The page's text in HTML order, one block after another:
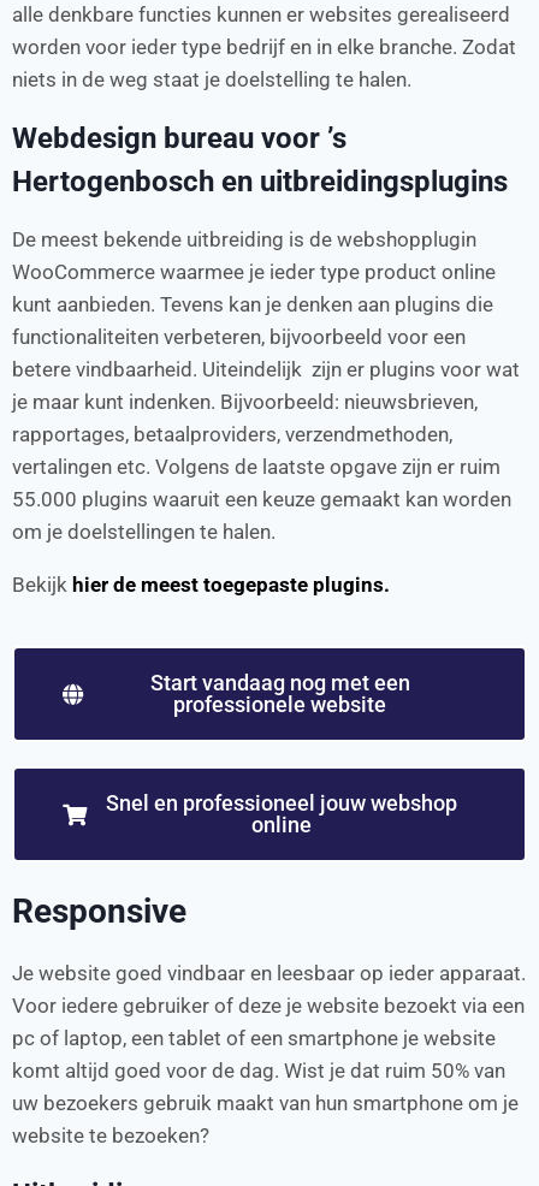
alle denkbare functies kunnen er websites gerealiseerd
worden voor ieder type bedrijf en in elke branche. Zodat
niets in de weg staat je doelstelling te halen.
Webdesign bureau voor ’s
Hertogenbosch en uitbreidingsplugins
De meest bekende uitbreiding is de webshopplugin
WooCommerce waarmee je ieder type product online
kunt aanbieden. Tevens kan je denken aan plugins die
functionaliteiten verbeteren, bijvoorbeeld voor een
betere vindbaarheid. Uiteindelijk zijn er plugins voor wat
je maar kunt indenken. Bijvoorbeeld: nieuwsbrieven,
rapportages, betaalproviders, verzendmethoden,
vertalingen etc. Volgens de laatste opgave zijn er ruim
55.000 plugins waaruit een keuze gemaakt kan worden
om je doelstellingen te halen.
Bekijk hier de meest toegepaste plugins.
Start vandaag nog met een
professionele website
Snel en professioneel jouw webshop
online
Responsive
Je website goed vindbaar en leesbaar op ieder apparaat.
Voor iedere gebruiker of deze je website bezoekt via een
pc of laptop, een tablet of een smartphone je website
komt altijd goed voor de dag. Wist je dat ruim 50% van
uw bezoekers gebruik maakt van hun smartphone om je
website te bezoeken?